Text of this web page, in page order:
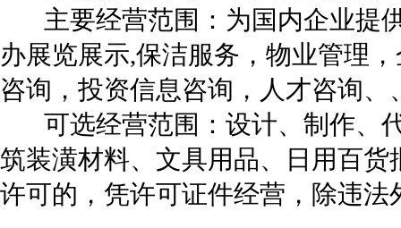
主要经营范围：为国内企业提
办展览展示,保洁服务，物业管理
咨询，投资信息咨询，人才咨询、
可选经营范围：设计、制作、
筑装潢材料、文具用品、日用百
许可的，凭许可证件经营，除违